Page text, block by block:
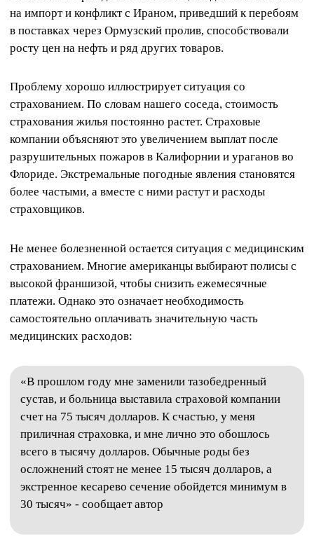
на импорт и конфликт с Ираном, приведший к перебоям
в поставках через Ормузский пролив, способствовали
росту цен на нефть и ряд других товаров.
Проблему хорошо иллюстрирует ситуация со
страхованием. По словам нашего соседа, стоимость
страхования жилья постоянно растет. Страховые
компании объясняют это увеличением выплат после
разрушительных пожаров в Калифорнии и ураганов во
Флориде. Экстремальные погодные явления становятся
более частыми, а вместе с ними растут и расходы
страховщиков.
Не менее болезненной остается ситуация с медицинским
страхованием. Многие американцы выбирают полисы с
высокой франшизой, чтобы снизить ежемесячные
платежи. Однако это означает необходимость
самостоятельно оплачивать значительную часть
медицинских расходов:
«В прошлом году мне заменили тазобедренный
сустав, и больница выставила страховой компании
счет на 75 тысяч долларов. К счастью, у меня
приличная страховка, и мне лично это обошлось
всего в тысячу долларов. Обычные роды без
осложнений стоят не менее 15 тысяч долларов, а
экстренное кесарево сечение обойдется минимум в
30 тысяч» - сообщает автор